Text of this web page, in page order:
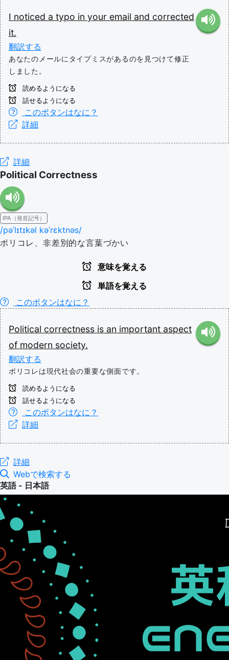
I noticed a typo in your email and corrected
it.
翻訳する
あなたのメールにタイプミスがあるのを見つけて修正
しました。
読めるようになる
話せるようになる
このボタンはなに？
詳細
詳細
Political Correctness
IPA（発音記号）
/pəˈlɪtɪkəl kəˈrɛktnəs/
ポリコレ、非差別的な言葉づかい
意味を覚える
単語を覚える
このボタンはなに？
Political correctness is an important aspect
of modern society.
翻訳する
ポリコレは現代社会の重要な側面です。
読めるようになる
話せるようになる
このボタンはなに？
詳細
詳細
Webで検索する
英語 - 日本語